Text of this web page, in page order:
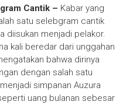
Cantik – Kabar yang
satu selebgram cantik
diisukan menjadi pelakor.
kali beredar dari unggahan
bahwa dirinya
dengan salah satu
simpanan Auzura
uang bulanan sebesar